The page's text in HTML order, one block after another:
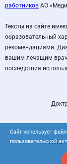
работников АО
Тексты на сайте
образовательный
рекомендациями.
вашим лечащим
последствия
Сайт использует
пользовательской